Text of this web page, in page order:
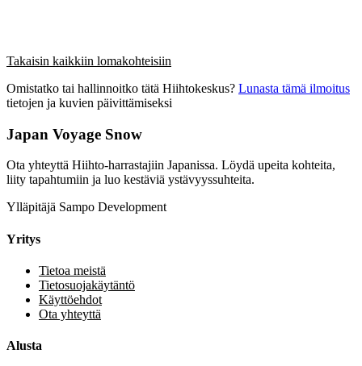
Takaisin kaikkiin lomakohteisiin
Omistatko tai hallinnoitko tätä Hiihtokeskus? Lunasta tämä ilmoitus
tietojen ja kuvien päivittämiseksi
Japan Voyage Snow
Ota yhteyttä Hiihto-harrastajiin Japanissa. Löydä upeita kohteita,
liity tapahtumiin ja luo kestäviä ystävyyssuhteita.
Ylläpitäjä Sampo Development
Yritys
Tietoa meistä
Tietosuojakäytäntö
Käyttöehdot
Ota yhteyttä
Alusta